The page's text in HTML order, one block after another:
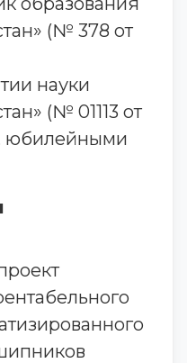
(№ 378 от
науки
(№ 01113 от
юбилейными